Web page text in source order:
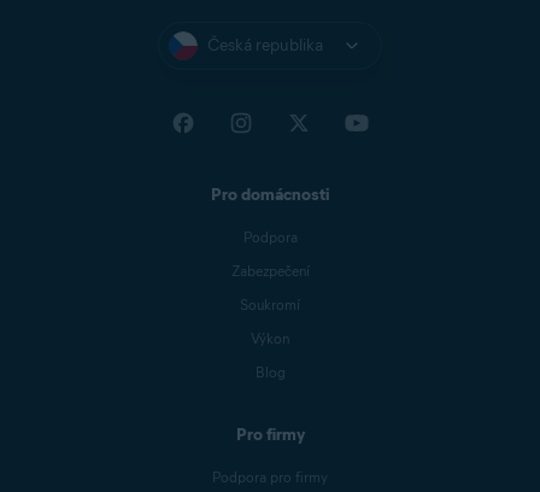
Česká republika
Pro domácnosti
Podpora
Zabezpečení
Soukromí
Výkon
Blog
Pro firmy
Podpora pro firmy